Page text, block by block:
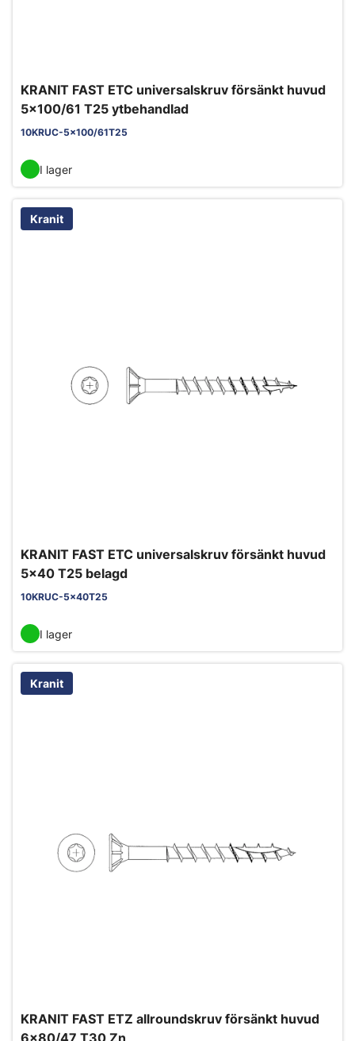
KRANIT FAST ETC universalskruv försänkt huvud
5x100/61 T25 ytbehandlad
10KRUC-5x100/61T25
I lager
Kranit
KRANIT FAST ETC universalskruv försänkt huvud
5x40 T25 belagd
10KRUC-5x40T25
I lager
Kranit
KRANIT FAST ETZ allroundskruv försänkt huvud